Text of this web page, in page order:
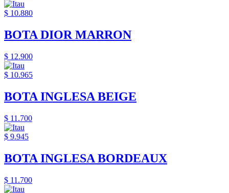
$ 10.880
BOTA DIOR MARRON
$ 12.900
$ 10.965
BOTA INGLESA BEIGE
$ 11.700
$ 9.945
BOTA INGLESA BORDEAUX
$ 11.700